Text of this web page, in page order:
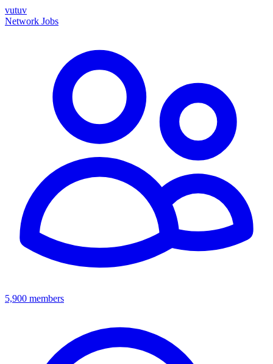
vutuv
Network Jobs
5,900 members